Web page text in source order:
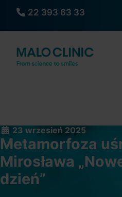
22 393 63 33
23 wrzesień 2025
Metamorfoza
Mirosława
dzień”